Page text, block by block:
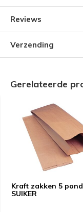
Reviews
Verzending
Gerelateerde
Kraft zakken 5 pond
SUIKER